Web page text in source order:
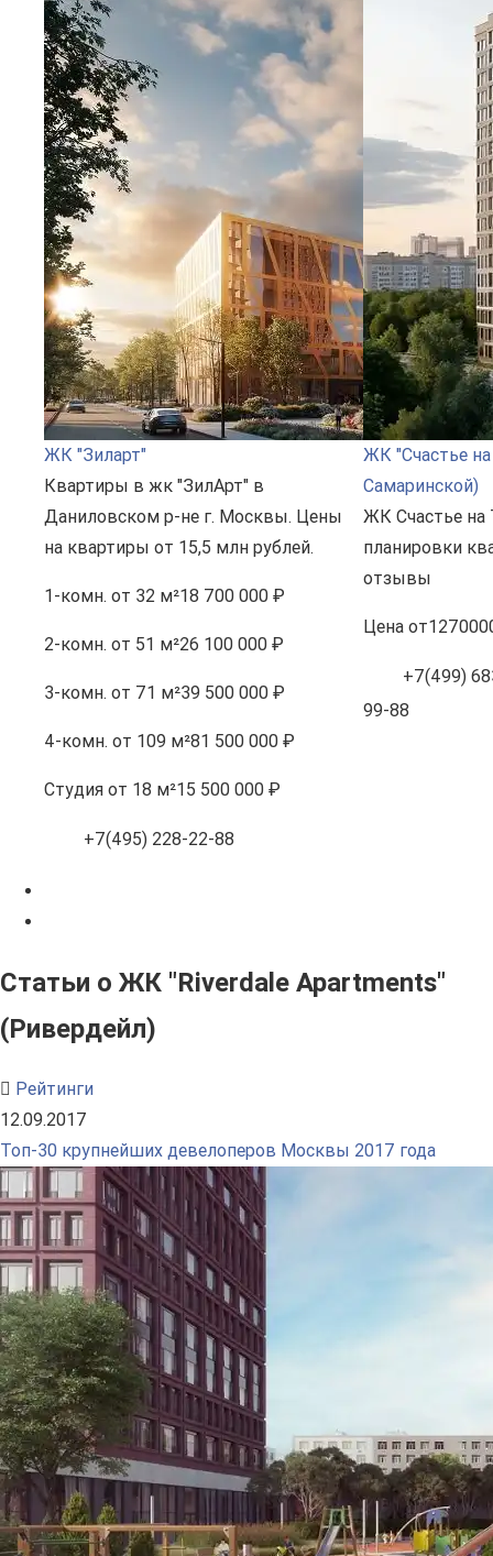
ЖК "Зиларт"
Квартиры в жк "ЗилАрт" в
Даниловском р-не г. Москвы. Цены
на квартиры от 15,5 млн рублей.
1-комн. от 32 м²18 700 000 ₽
2-комн. от 51 м²26 100 000 ₽
3-комн. от 71 м²39 500 000 ₽
4-комн. от 109 м²81 500 000 ₽
Студия от 18 м²15 500 000 ₽
+7(495) 228-22-88
ЖК "Счастье
Самаринской)
ЖК Счастье на
планировки
отзывы
Цена от
+7(499)
99-88
Статьи о ЖК "Riverdale Apartments"
(Ривердейл)
Рейтинги
12.09.2017
Топ-30 крупнейших девелоперов Москвы 2017 года